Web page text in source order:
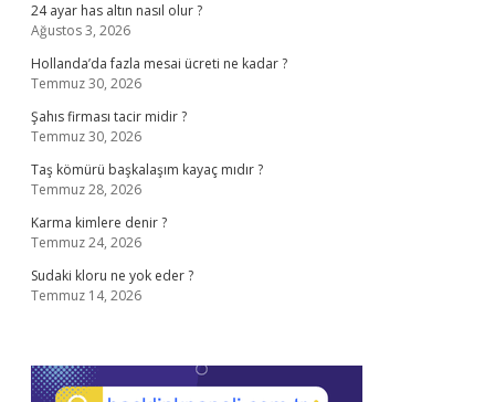
24 ayar has altın nasıl olur ?
Ağustos 3, 2026
Hollanda’da fazla mesai ücreti ne kadar ?
Temmuz 30, 2026
Şahıs firması tacir midir ?
Temmuz 30, 2026
Taş kömürü başkalaşım kayaç mıdır ?
Temmuz 28, 2026
Karma kimlere denir ?
Temmuz 24, 2026
Sudaki kloru ne yok eder ?
Temmuz 14, 2026